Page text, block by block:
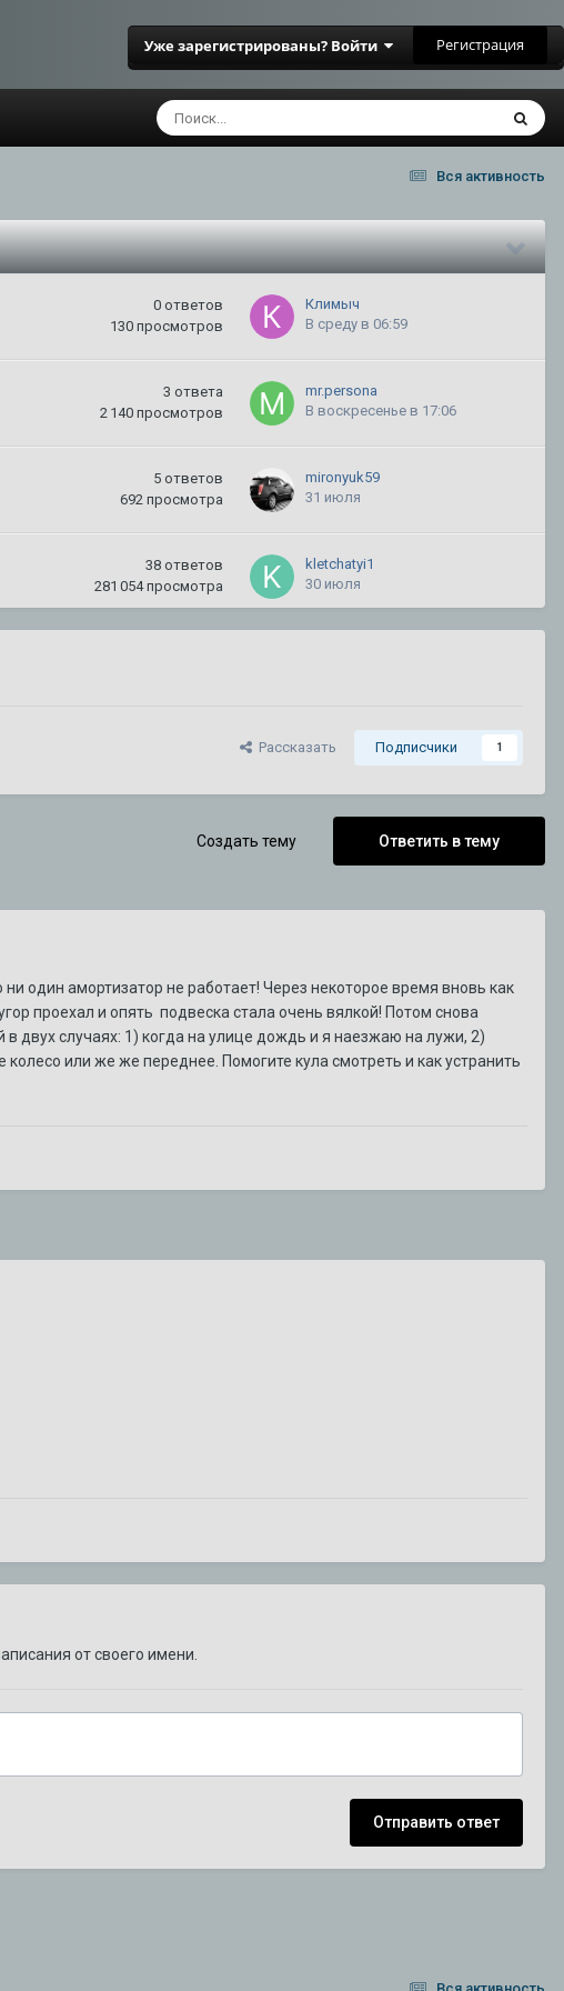
Уже зарегистрированы? Войти Регистрация
Вся активность
0 ответов
130 просмотров
Климыч
В среду в 06:59
3 ответа
2 140 просмотров
mr.persona
В воскресенье в 17:06
5 ответов
692 просмотра
mironyuk59
31 июля
38 ответов
281 054 просмотра
kletchatyi1
30 июля
15 июля
просмотров
Alekseeevich
64 ответа
Steve
1 ответ
1 735 просмотров
сандалет
Рассказать Подписчики 1
Ответить в тему
Создать тему
один амортизатор не работает! Через некоторое время вновь как
проехал и опять подвеска стала очень вялкой! Потом снова
двух случаях: 1) когда на улице дождь и я наезжаю на лужи, 2)
или же же переднее. Помогите кула смотреть и как устранить
от своего имени.
Отправить ответ